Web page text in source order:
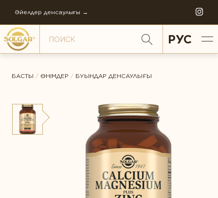
Әйелдер денсаулығы →
Антистресс
Әйелдер денсаулығы
Балаларға қамқорлық
Бауыр қорғалған
Буындар денсаулығы
СОЛГАР ТАРИХЫ
КОМПАНИЯНЫҢ ФИЛОСОФИЯСЫ
РУС
БАСТЫ / ӨНІМДЕР / БУЫНДАР ДЕНСАУЛЫҒЫ
ЖАЛПЫ РЕЙТИНГ